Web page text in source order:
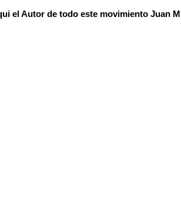
el Autor de todo este movimiento Juan